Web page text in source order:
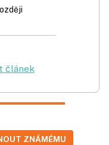
článek
ZNÁMÉMU